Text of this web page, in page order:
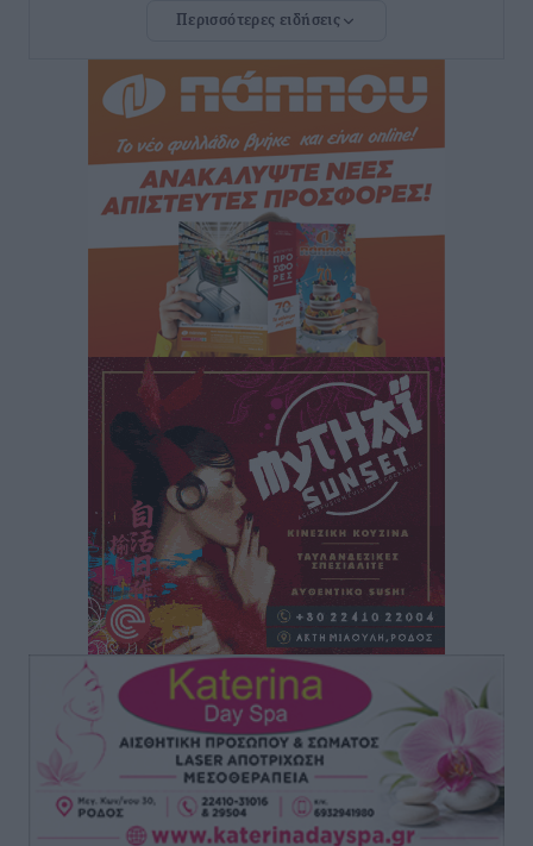
δεν υπάρχουν περιθώρια εφησυχασμού
Ειδήσεις• πριν 7 ώρες
Στον Άγιο Νικόλαο Χάλκης ανοίγει ξανά το
ανανεωμένο εκκλησιαστικό μουσείο από τη Λέσχη
πριν 7 ώρες
Ρόδος: «Βουλιάζει» από τουρίστες – Πάνω από 1 εκατ.
επιβάτες και 55 κρουαζιερόπλοια
Τοπικές Ειδήσεις πριν 7 ώρες
Γ’ Εθνική Κατηγορία: Οι ημερομηνίες των
αγωνιστικών της κανονικής περιόδου
πριν 12 ώρες
Συνελήφθησαν δύο άτομα στην Κάρπαθο για άγρα
πελατών
Τοπικές Ειδήσεις• πριν 13 ώρες
Χωρίς υποχρεωτική παρουσία μικρών στη 12άδα
Αθλητικά πριν 13 ώρες
Ο Πελεκάνος, οι ανεμογεννήτριες και μια κοινότητα
που κανείς δεν ρώτησε
Περισσότερες ειδήσεις